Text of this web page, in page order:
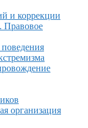
и коррекции
Правовое
организация